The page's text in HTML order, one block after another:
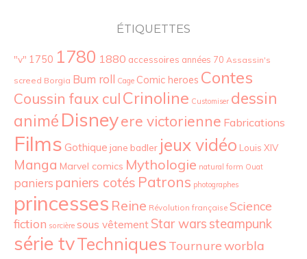
ÉTIQUETTES
"v" 1750 1780 1880 accessoires années 70 Assassin's
screed Borgia Bum roll Cage Comic heroes Contes
Coussin faux culCrinoline Customiser dessin
animé Disneyere victorienne Fabrications
Films Gothique jane badler jeux vidéo Louis XIV
Manga Marvel comics Mythologie natural form Ouat
paniers paniers cotés Patrons photographes
princesses Reine Révolution française Science
fiction sorcière sous vêtement Star wars steampunk
série tvTechniques Tournureworbla